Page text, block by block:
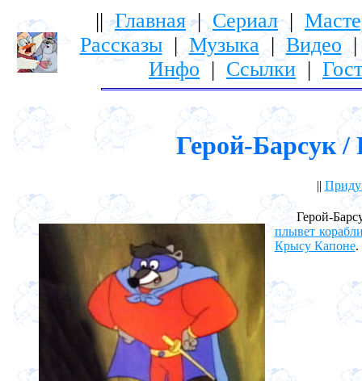
||Главная| Сериал|
Рассказы|Музыка|Видео
Инфо| Ссылки |
Герой-Барсук /
||
Герой-
плывет
Крысу Капоне.